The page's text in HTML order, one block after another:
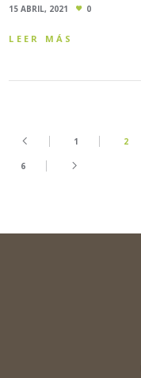
15 ABRIL, 2021 0
LEER MÁS
1 2
6